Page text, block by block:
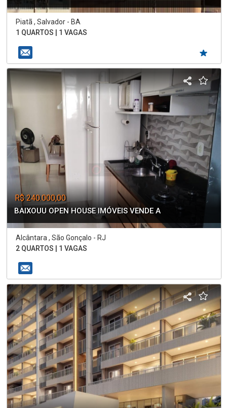
Piatã , Salvador - BA
1 QUARTOS | 1 VAGAS
R$ 240.000,00
BAIXOUU OPEN HOUSE IMÓVEIS VENDE A
Alcântara , São Gonçalo - RJ
2 QUARTOS | 1 VAGAS